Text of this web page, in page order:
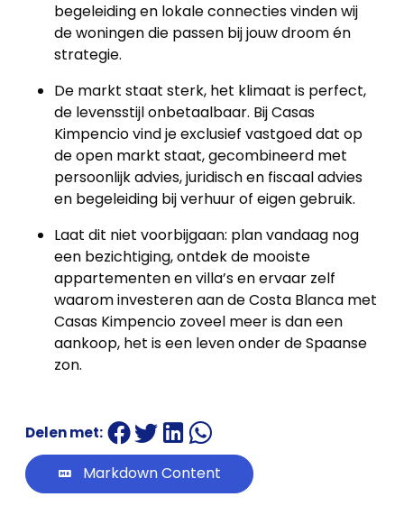
begeleiding en lokale connecties vinden wij
de woningen die passen bij jouw droom én
strategie.
De markt staat sterk, het klimaat is perfect,
de levensstijl onbetaalbaar. Bij Casas
Kimpencio vind je exclusief vastgoed dat op
de open markt staat, gecombineerd met
persoonlijk advies, juridisch en fiscaal advies
en begeleiding bij verhuur of eigen gebruik.
Laat dit niet voorbijgaan: plan vandaag nog
een bezichtiging, ontdek de mooiste
appartementen en villa’s en ervaar zelf
waarom investeren aan de Costa Blanca met
Casas Kimpencio zoveel meer is dan een
aankoop, het is een leven onder de Spaanse
zon.
Delen met:
Markdown Content